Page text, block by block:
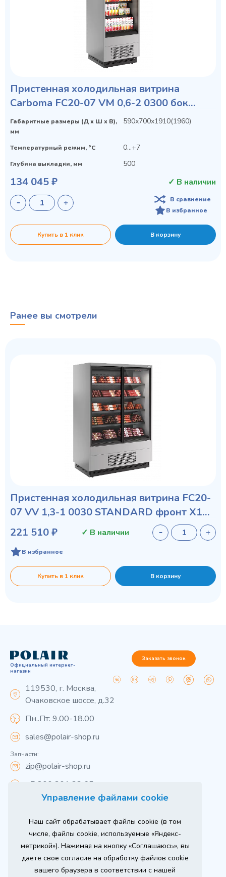
Управление файлами cookie
Наш сайт обрабатывает файлы cookie (в том
числе, файлы cookie, используемые «Яндекс-
метрикой»). Нажимая на кнопку «Соглашаюсь», вы
даете свое согласие на обработку файлов cookie
вашего браузера в соответствии с нашей
Пристенная холодильная витрина
Carboma FC20-07 VM 0,6-2 0300 бок
металл
Габаритные размеры (Д х Ш х В),
мм
590х700х1910(1960)
Температурный режим, °C 0...+7
Глубина выкладки, мм 500
134 045 ₽ ✓ В наличии
В сравнение
В избранное
Купить в 1 клик В корзину
Ранее вы смотрели
Пристенная холодильная витрина FC20-
07 VV 1,3-1 0030 STANDARD фронт X1
бок металл с зеркалом
221 510 ₽ ✓ В наличии
В избранное
Купить в 1 клик В корзину
Официальный интернет-
магазин
119530, г. Москва,
Очаковское шоссе, д.32
Пн..Пт: 9.00-18.00
sales@polair-shop.ru
Запчасти:
zip@polair-shop.ru
+7 800 301 33 65
Заказать звонок
Вся информация на сайте о товарах носит
справочный характер и не является публичной
офертой в соответствии с пунктом 2 статьи 437 ГК РФ.
Для получения подробной информации о наличии и
стоимости указанных товаров и (или) услуг,
пожалуйста, обращайтесь к менеджеру сайта по
телефону